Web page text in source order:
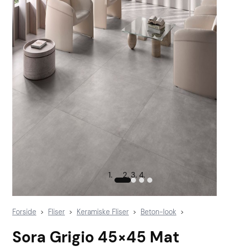
Forside > Fliser > Keramiske Fliser > Beton-look >
Sora Grigio 45×45 Mat